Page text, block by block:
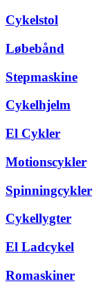
Cykelstol
Løbebånd
Stepmaskine
Cykelhjelm
El Cykler
Motionscykler
Spinningcykler
Cykellygter
El Ladcykel
Romaskiner